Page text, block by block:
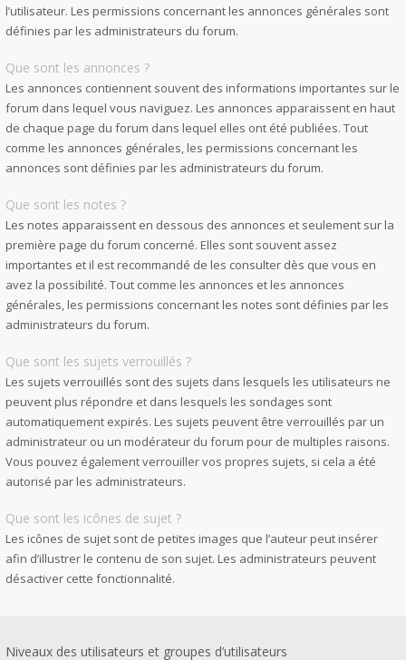
l’utilisateur. Les permissions concernant les annonces générales sont
définies par les administrateurs du forum.
Que sont les annonces ?
Les annonces contiennent souvent des informations importantes sur le
forum dans lequel vous naviguez. Les annonces apparaissent en haut
de chaque page du forum dans lequel elles ont été publiées. Tout
comme les annonces générales, les permissions concernant les
annonces sont définies par les administrateurs du forum.
Que sont les notes ?
Les notes apparaissent en dessous des annonces et seulement sur la
première page du forum concerné. Elles sont souvent assez
importantes et il est recommandé de les consulter dès que vous en
avez la possibilité. Tout comme les annonces et les annonces
générales, les permissions concernant les notes sont définies par les
administrateurs du forum.
Que sont les sujets verrouillés ?
Les sujets verrouillés sont des sujets dans lesquels les utilisateurs ne
peuvent plus répondre et dans lesquels les sondages sont
automatiquement expirés. Les sujets peuvent être verrouillés par un
administrateur ou un modérateur du forum pour de multiples raisons.
Vous pouvez également verrouiller vos propres sujets, si cela a été
autorisé par les administrateurs.
Que sont les icônes de sujet ?
Les icônes de sujet sont de petites images que l’auteur peut insérer
afin d’illustrer le contenu de son sujet. Les administrateurs peuvent
désactiver cette fonctionnalité.
Niveaux des utilisateurs et groupes d’utilisateurs